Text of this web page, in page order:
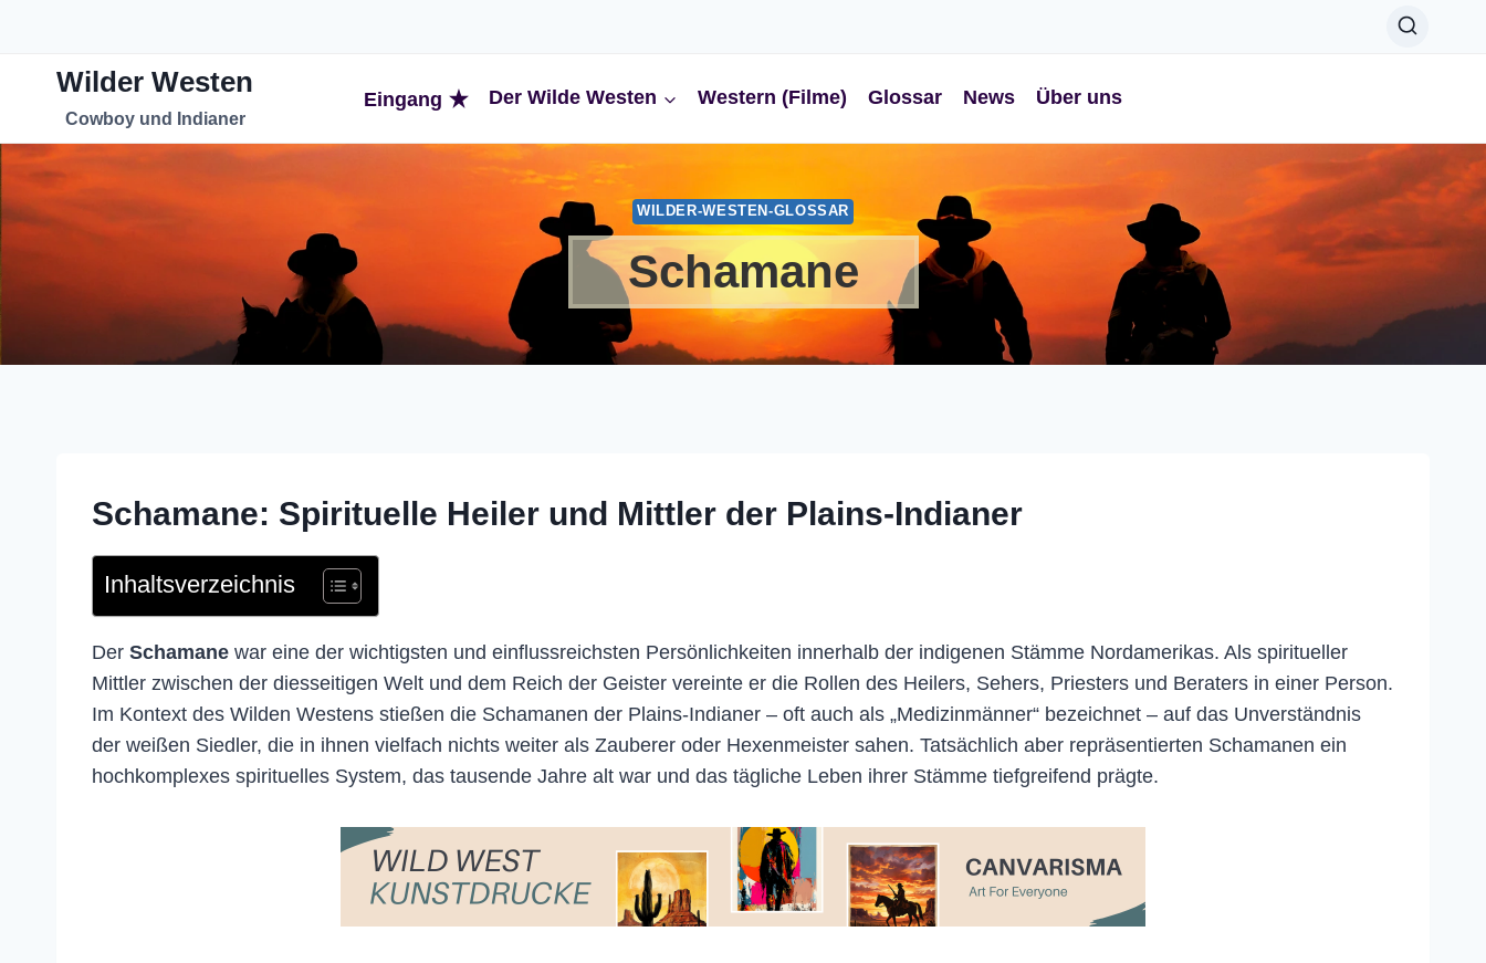
springenWilder Westen
Cowboy und Indianer
Eingang Der Wilde Westen Western (Filme) Glossar News Über uns
WILDER-WESTEN-GLOSSAR
Schamane
Schamane: Spirituelle Heiler und Mittler der Plains-Indianer
Inhaltsverzeichnis
Der Schamane war eine der wichtigsten und einflussreichsten Persönlichkeiten innerhalb der indigenen Stämme Nordamerikas. Als spiritueller
Mittler zwischen der diesseitigen Welt und dem Reich der Geister vereinte er die Rollen des Heilers, Sehers, Priesters und Beraters in einer Person.
Im Kontext des Wilden Westens stießen die Schamanen der Plains-Indianer – oft auch als „Medizinmänner“ bezeichnet – auf das Unverständnis
der weißen Siedler, die in ihnen vielfach nichts weiter als Zauberer oder Hexenmeister sahen. Tatsächlich aber repräsentierten Schamanen ein
hochkomplexes spirituelles System, das tausende Jahre alt war und das tägliche Leben ihrer Stämme tiefgreifend prägte.